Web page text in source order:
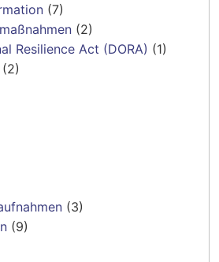
(7)
(2)
Resilience Act (DORA) (1)
(2)
(3)
(9)